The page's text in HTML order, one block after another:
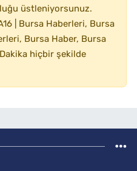
üstleniyorsunuz.
| Bursa Haberleri, Bursa
Bursa Haber, Bursa
hiçbir şekilde